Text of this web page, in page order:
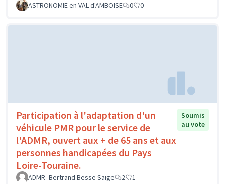
ASTRONOMIE en VAL d'AMBOISE
0 0
Participation à l'adaptation d'un
véhicule PMR pour le service de
l'ADMR, ouvert aux + de 65 ans et aux
personnes handicapées du Pays
Loire-Touraine.
Soumis
au vote
ADMR- Bertrand Besse Saige 2 1